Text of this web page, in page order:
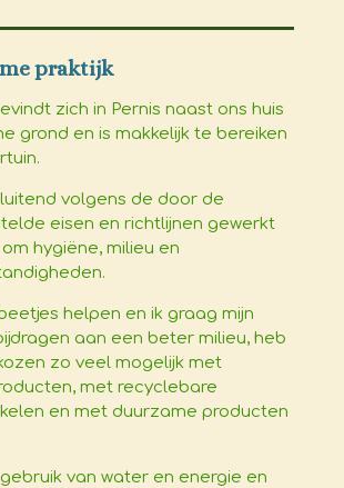
praktijk
zich in Pernis naast ons huis
grond en is makkelijk te bereiken
volgens de door de
eisen en richtlijnen gewerkt
hygiëne, milieu en
helpen en ik graag mijn
aan een beter milieu, heb
zo veel mogelijk met
, met recyclebare
en met duurzame producten
van water en energie en